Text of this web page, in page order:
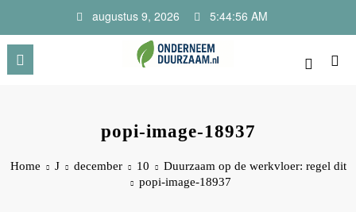
de
inhoud
augustus 9, 2026 5:44:57 AM
popi-image-18937
Home J december 10
Duurzaam op de werkvloer: regel dit
popi-image-18937